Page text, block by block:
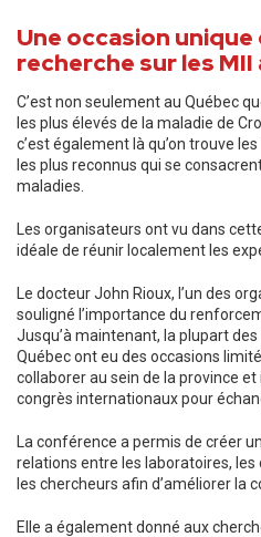
Une occasion
recherche sur les MII
C’est non seulement au Québec
les plus élevés de la maladie de
c’est également là qu’on trouve
les plus reconnus qui se
maladies.
Les organisateurs ont vu dans
idéale de réunir localement les
Le docteur John Rioux, l’un des
souligné l’importance du
Jusqu’à maintenant, la plupart
Québec ont eu des occasions
collaborer au sein de la province
congrès internationaux pour
La conférence a permis de créer
relations entre les laboratoires,
les chercheurs afin d’améliorer la
Elle a également donné aux